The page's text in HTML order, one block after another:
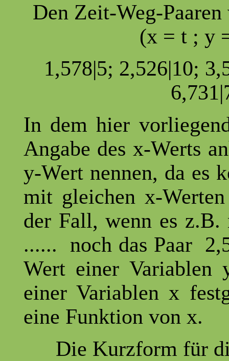
Den Zeit-Weg-
(x = t ; y
1,578|5; 2,526|10;
In dem hier
Angabe des x-Werts
y-Wert nennen, da es
mit gleichen x-
der Fall, wenn es z.B.
...... noch das Paar
Wert einer Variablen
einer Variablen x
eine Funktion von x.
Die Kurzform für